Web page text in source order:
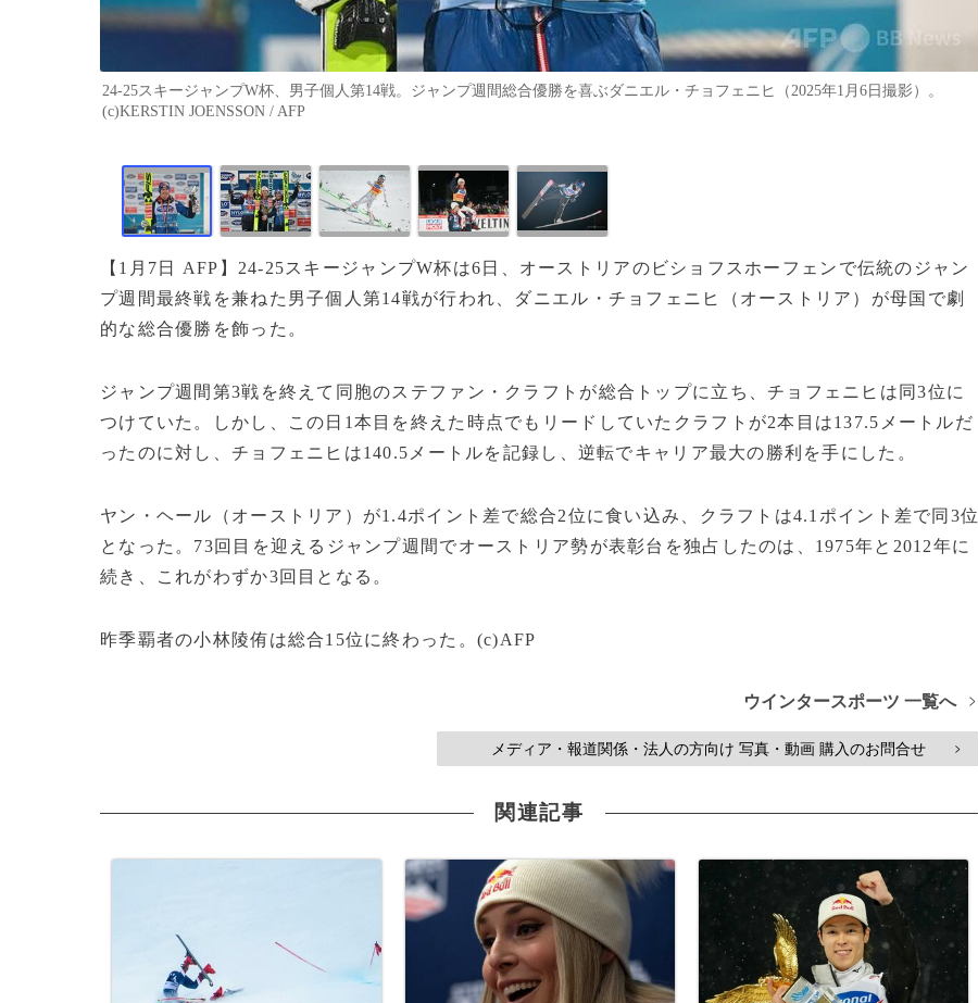
24-25スキージャンプW杯、男子個人第14戦。ジャンプ週間総合優勝を喜ぶダニエル・チョフェニヒ（2025年1月6日撮影）。
(c)KERSTIN JOENSSON / AFP
【1月7日 AFP】24-25スキージャンプW杯は6日、オーストリアのビショフスホーフェンで伝統のジャン
プ週間最終戦を兼ねた男子個人第14戦が行われ、ダニエル・チョフェニヒ（オーストリア）が母国で劇
的な総合優勝を飾った。
ジャンプ週間第3戦を終えて同胞のステファン・クラフトが総合トップに立ち、チョフェニヒは同3位に
つけていた。しかし、この日1本目を終えた時点でもリードしていたクラフトが2本目は137.5メートルだ
ったのに対し、チョフェニヒは140.5メートルを記録し、逆転でキャリア最大の勝利を手にした。
ヤン・ヘール（オーストリア）が1.4ポイント差で総合2位に食い込み、クラフトは4.1ポイント差で同3位
となった。73回目を迎えるジャンプ週間でオーストリア勢が表彰台を独占したのは、1975年と2012年に
続き、これがわずか3回目となる。
昨季覇者の小林陵侑は総合15位に終わった。(c)AFP
ウインタースポーツ 一覧へ >
メディア・報道関係・法人の方向け 写真・動画 購入のお問合せ >
関連記事